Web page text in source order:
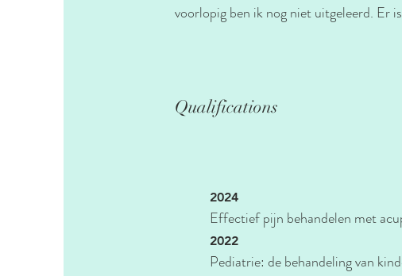
voorlopig ben ik nog niet uitgeleerd. Er
Qualifications
2024
Effectief pijn behandelen met
2022
Pediatrie: de behandeling van